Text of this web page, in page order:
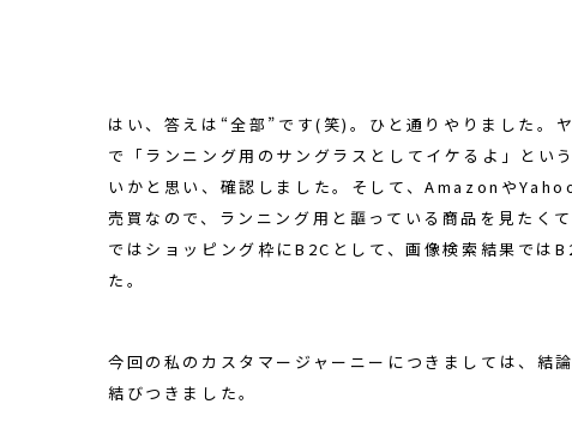
はい、答えは“全部”です(笑)。ひと通りやりました。
で「ランニング用のサングラスとしてイケるよ」とい
いかと思い、確認しました。そして、Amazonや
売買なので、ランニング用と謳っている商品を見たく
ではショッピング枠にB2Cとして、画像検索結果では
た。
今回の私のカスタマージャーニーにつきましては、結
結びつきました。